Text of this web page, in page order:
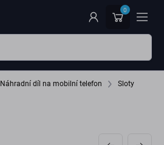
0
Náhradní díl na mobilní telefon Sloty